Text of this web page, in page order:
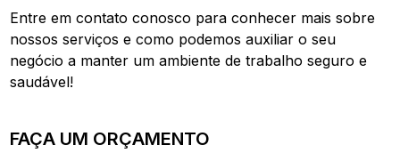
Entre em contato conosco para conhecer mais sobre
nossos serviços e como podemos auxiliar o seu
negócio a manter um ambiente de trabalho seguro e
saudável!
FAÇA UM ORÇAMENTO